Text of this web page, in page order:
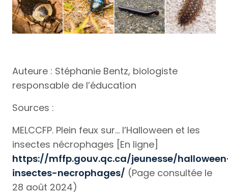
Auteure : Stéphanie Bentz, biologiste
responsable de l’éducation
Sources :
MELCCFP. Plein feux sur… l’Halloween et les
insectes nécrophages [En ligne]
https://mffp.gouv.qc.ca/jeunesse/
insectes-necrophages/ (Page consultée le
28 août 2024)